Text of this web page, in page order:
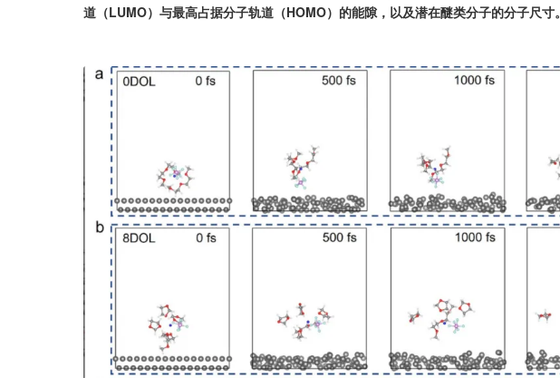
道（LUMO）与最高占据分子轨道（HOMO）的能隙，以及潜在醚类分子的分子尺寸。